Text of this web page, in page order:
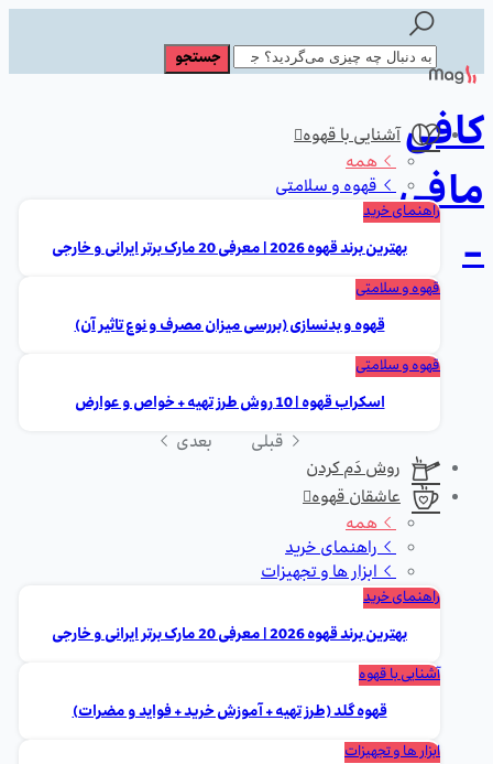
کافی
مافی
-
آشنایی با قهوه
همه
قهوه و سلامتی
راهنمای خرید
بهترین برند قهوه 2026 | معرفی 20 مارک برتر ایرانی و خارجی
قهوه و سلامتی
قهوه و بدنسازی (بررسی میزان مصرف و نوع تاثیر آن)
قهوه و سلامتی
اسکراب قهوه | 10 روش طرز تهیه + خواص و عوارض
قبلی
بعدی
روش دَم کردن
عاشقان قهوه
همه
راهنمای خرید
ابزار ها و تجهیزات
راهنمای خرید
بهترین برند قهوه 2026 | معرفی 20 مارک برتر ایرانی و خارجی
آشنایی با قهوه
قهوه گلد (طرز تهیه + آموزش خرید + فواید و مضرات)
ابزار ها و تجهیزات